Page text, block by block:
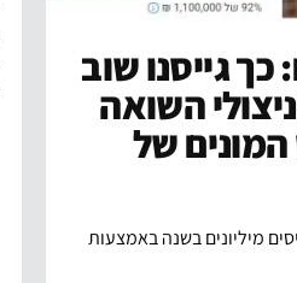
כך גייסנו שוב
השואה
המונים של
מיליונים בשנה באמצעות